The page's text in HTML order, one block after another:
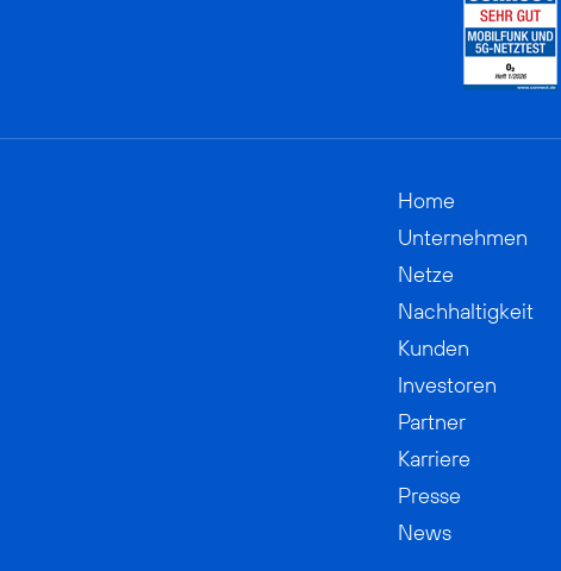
Home
Unternehmen
Netze
Nachhaltigkeit
Kunden
Investoren
Partner
Karriere
Presse
News